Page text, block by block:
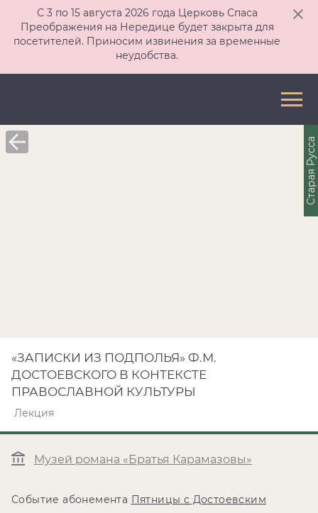
С 3 по 15 августа 2026 года Церковь Спаса
Преображения на Нередице будет закрыта для
посетителей. Приносим извинения за временные
неудобства.
«ЗАПИСКИ ИЗ ПОДПОЛЬЯ» Ф.М.
ДОСТОЕВСКОГО В КОНТЕКСТЕ
ПРАВОСЛАВНОЙ КУЛЬТУРЫ
Лекция
Музей романа «Братья Карамазовы»
Событие абонемента Пятницы с Достоевским
Старая Русса